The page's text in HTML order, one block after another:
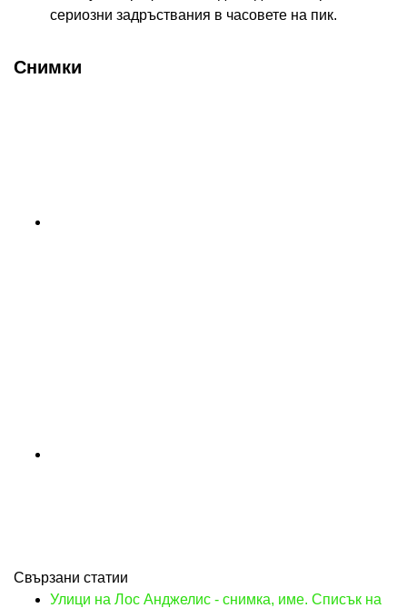
сериозни задръствания в часовете на пик.
Снимки
Свързани статии
Улици на Лос Анджелис - снимка, име. Списък на